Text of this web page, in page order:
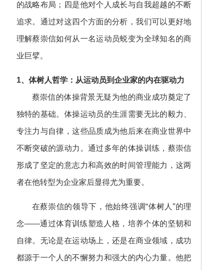
的战略布局；四是他对个人成长与自我超越的不断
追求。通过对这四个方面的分析，我们可以更好地
理解蔡崇信如何从一名运动员蜕变为全球知名的商
业巨擘。
1、体树人哲学：从运动员到企业家的内在驱动力
蔡崇信的体操背景无疑为他的商业成功奠定了
独特的基础。体操运动员的生涯需要无比的毅力、
专注力与自律，这些品质成为他后来在商业世界中
不断突破的源动力。通过多年的体操训练，蔡崇信
形成了坚定的意志力和高效的时间管理能力，这两
者在他转型为企业家后显得尤为重要。
在蔡崇信的领导下，他始终强调“体树人”的理
念——通过体育训练塑造人格，培养个体的坚韧和
自律。无论是在运动场上，还是在商业领域，成功
都源于一个人的不懈努力和强大的内心力量。他把